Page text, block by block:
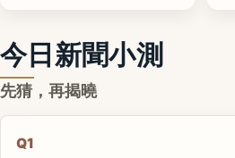
今日新聞小測
先猜，再揭曉
Q1